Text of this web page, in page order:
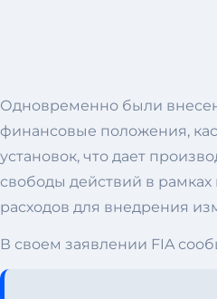
Одновременно были
финансовые положения,
установок, что дает
свободы действий в
расходов для внедрения
В своем заявлении FIA